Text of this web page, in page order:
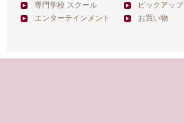
専門学校 スクール
エンターテインメント
ピックアップ
お買い物